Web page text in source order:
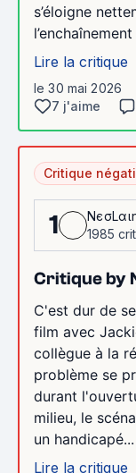
s’éloigne
Lire la critique
le 30 mai 2026
7 j'aime
Critique
1
1985
Critique by
C'est dur de
film avec
collègue à la
problème se
durant
milieu, le
un handicapé...
Lire la critique